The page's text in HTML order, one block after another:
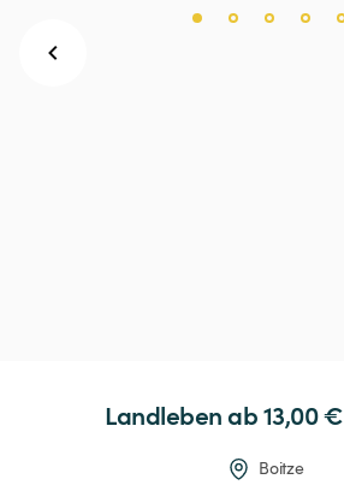
Landleben ab 13,00 €
Boitze